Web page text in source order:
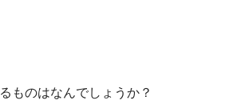
ものはなんでしょうか？